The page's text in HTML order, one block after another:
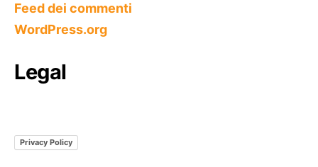
Feed dei commenti
WordPress.org
Legal
Privacy Policy